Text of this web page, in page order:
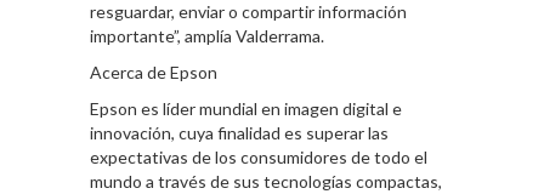
resguardar, enviar o compartir información
importante”, amplía Valderrama.
Acerca de Epson
Epson es líder mundial en imagen digital e
innovación, cuya finalidad es superar las
expectativas de los consumidores de todo el
mundo a través de sus tecnologías compactas,